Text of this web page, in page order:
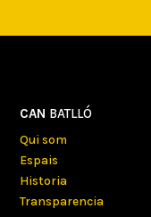
CAN BATLLÓ
Qui som
Espais
Historia
Transparencia